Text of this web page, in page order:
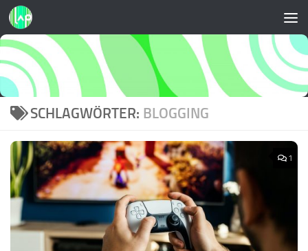
Zum Inhalt springen
SCHLAGWÖRTER: BLOGGING
1